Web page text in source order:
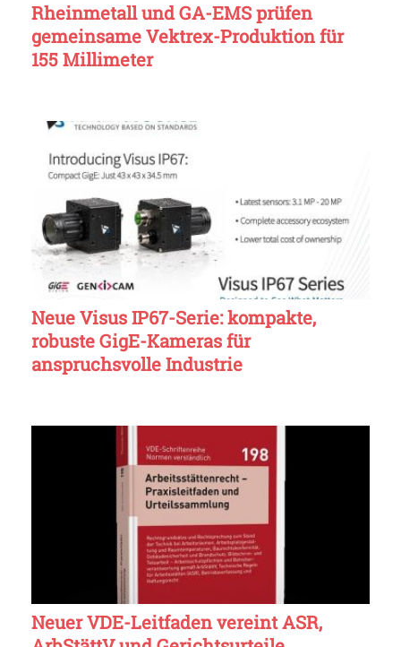
Rheinmetall und GA-EMS prüfen
gemeinsame Vektrex-Produktion für
155 Millimeter
Neue Visus IP67-Serie: kompakte,
robuste GigE-Kameras für
anspruchsvolle Industrie
Neuer VDE-Leitfaden vereint ASR,